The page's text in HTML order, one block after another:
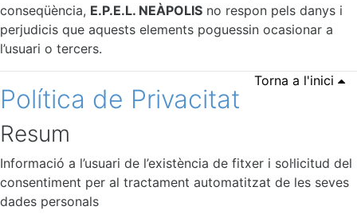
conseqüència, E.P.E.L. NEÀPOLIS no respon pels danys i
perjudicis que aquests elements poguessin ocasionar a
l’usuari o tercers.
Torna a l'inici
Política de Privacitat
Resum
Informació a l’usuari de l’existència de fitxer i sol·licitud del
consentiment per al tractament automatitzat de les seves
dades personals